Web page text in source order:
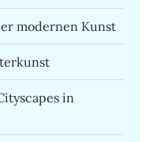
modernen Kunst
in